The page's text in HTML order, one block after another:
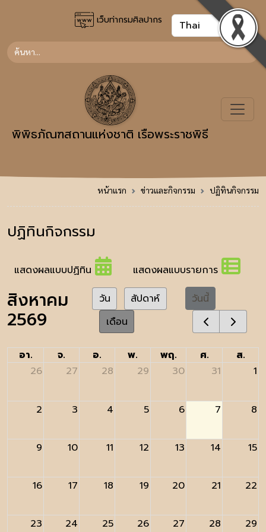
เว็บท่ากรมศิลปากร
พิพิธภัณฑสถานแห่งชาติ เรือพระราชพิธี
หน้าแรก ข่าวและกิจกรรม ปฏิทินกิจกรรม
ปฏิทินกิจกรรม
แสดงผลแบบปฏิทิน แสดงผลแบบรายการ
สิงหาคม
2569
วัน
สัปดาห์
เดือน
วันนี้
อา. จ. อ. พ. พฤ. ศ.
ส.
26
27 28 29 30 31 1
2 3 4 5 6 7 8
9 10 11 12 13 14 15
16 17 18 19 20 21 22
23 24 25 26 27 28 29